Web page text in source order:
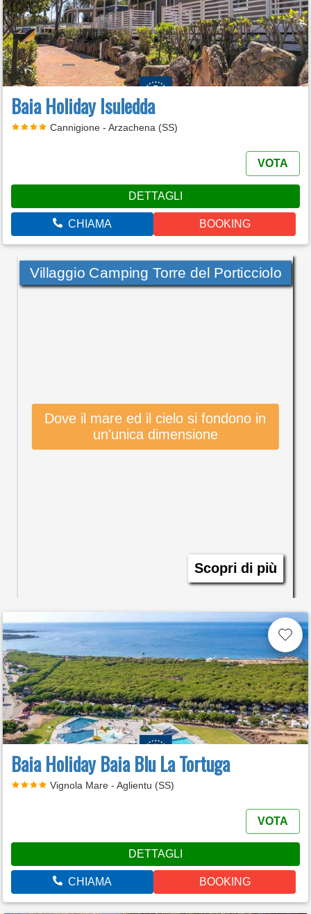
Baia Holiday Isuledda
Cannigione - Arzachena (SS)
VOTA
DETTAGLI
CHIAMA BOOKING
Villaggio Camping Torre del Porticciolo
Dove il mare ed il cielo si fondono in
un'unica dimensione
Scopri di più
Baia Holiday Baia Blu La Tortuga
Vignola Mare - Aglientu (SS)
VOTA
DETTAGLI
CHIAMA BOOKING